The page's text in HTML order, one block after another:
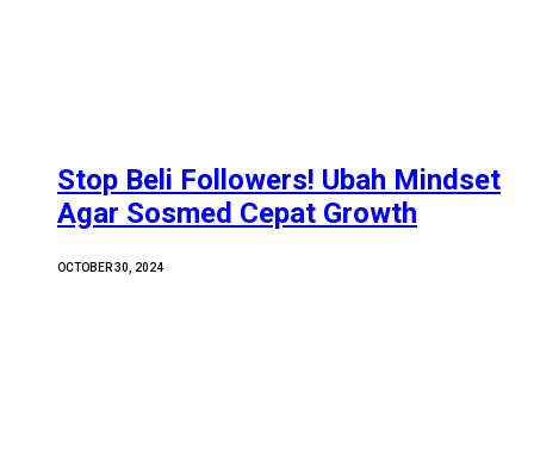
Stop Beli Followers! Ubah Mindset
Agar Sosmed Cepat Growth
OCTOBER 30, 2024